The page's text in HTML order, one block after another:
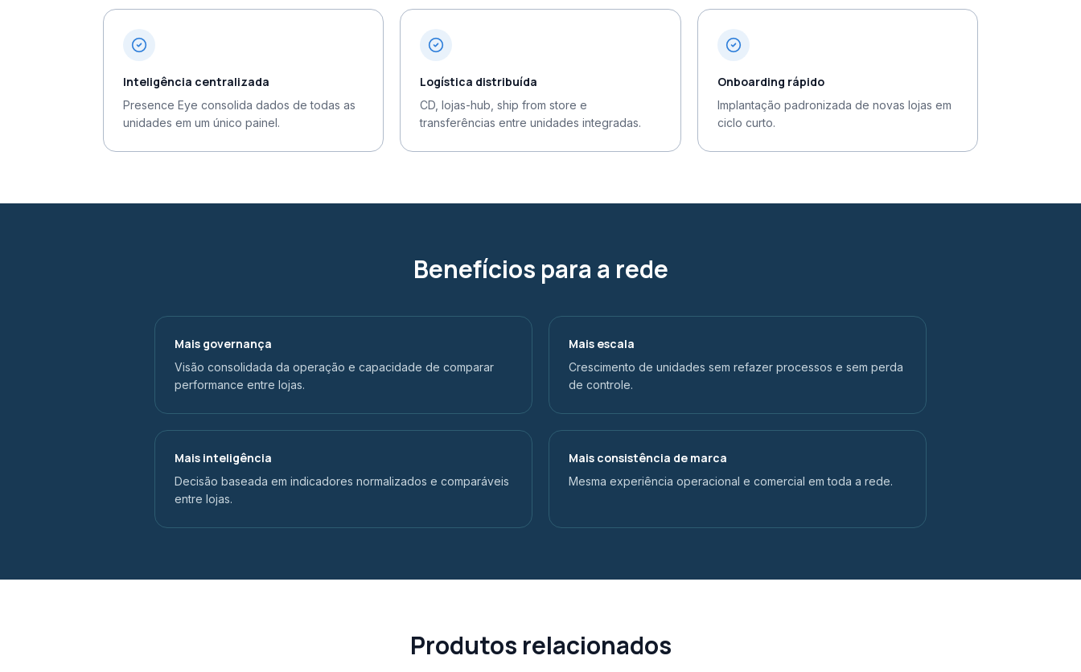
Inteligência centralizada
Presence Eye consolida dados de todas as
unidades em um único painel.
Logística distribuída
CD, lojas-hub, ship from store e
transferências entre unidades integradas.
Onboarding rápido
Implantação padronizada de novas lojas em
ciclo curto.
Benefícios para a rede
Mais governança
Visão consolidada da operação e capacidade de comparar
performance entre lojas.
Mais escala
Crescimento de unidades sem refazer processos e sem perda
de controle.
Mais inteligência
Decisão baseada em indicadores normalizados e comparáveis
entre lojas.
Mais consistência de marca
Mesma experiência operacional e comercial em toda a rede.
Produtos relacionados